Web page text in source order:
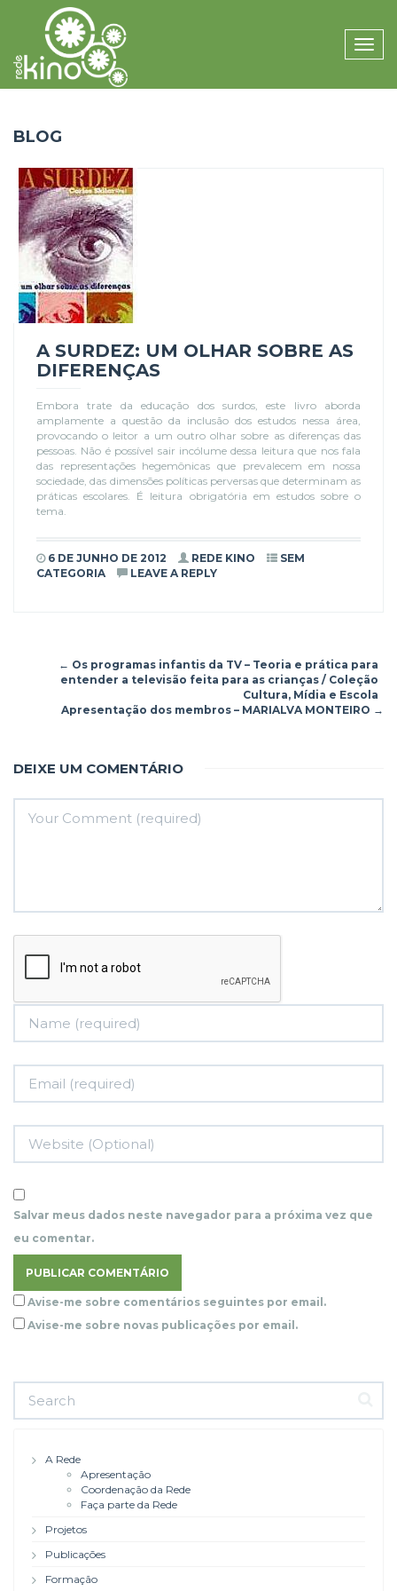
Toggle
BLOG
A SURDEZ: UM OLHAR SOBRE AS
DIFERENÇAS
Embora trate da educação dos surdos, este livro aborda
amplamente a questão da inclusão dos estudos nessa área,
provocando o leitor a um outro olhar sobre as diferenças das
pessoas. Não é possível sair incólume dessa leitura que nos fala
das representações hegemônicas que prevalecem em nossa
sociedade, das dimensões políticas perversas que determinam as
práticas escolares. É leitura obrigatória em estudos sobre o
tema.
6 DE JUNHO DE 2012 REDE KINO
SEM
CATEGORIA
LEAVE A REPLY
← Os programas infantis da TV – Teoria e prática para
entender a televisão feita para as crianças / Coleção
Cultura, Mídia e Escola
Apresentação dos membros – MARIALVA MONTEIRO →
DEIXE UM COMENTÁRIO
Salvar meus dados neste navegador para a próxima vez que
eu comentar.
Avise-me sobre comentários seguintes por email.
Avise-me sobre novas publicações por email.
A Rede
Apresentação
Coordenação da Rede
Faça parte da Rede
Projetos
Publicações
Formação